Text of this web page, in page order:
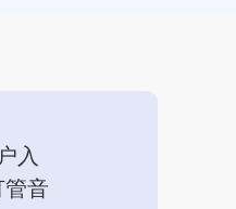
入
音